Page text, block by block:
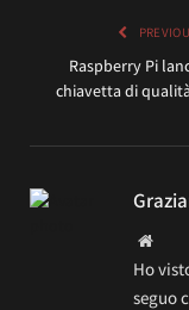
Raspberry Pi
chiavetta di
Ho
seguo